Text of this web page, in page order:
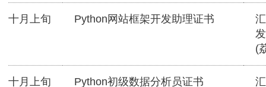
十月上旬 Python网站框架开发助理证书
(
十月上旬 Python初级数据分析员证书